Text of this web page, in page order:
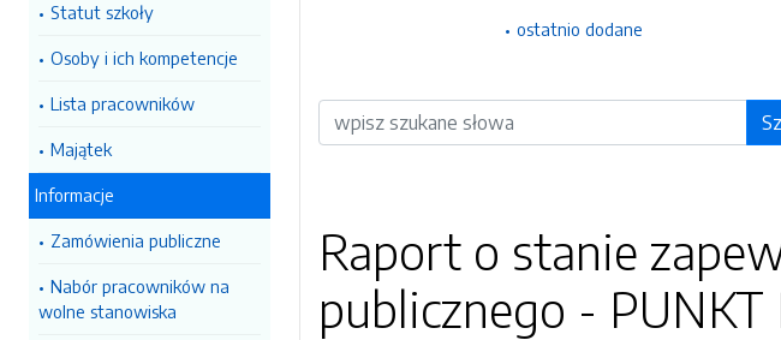
Statut szkoły
Osoby i ich kompetencje
Lista pracowników
Majątek
Informacje
Zamówienia publiczne
Nabór pracowników na
wolne stanowiska
ostatnio dodane
Wyszukiwarka
Raport o stanie
publicznego - PUNKT